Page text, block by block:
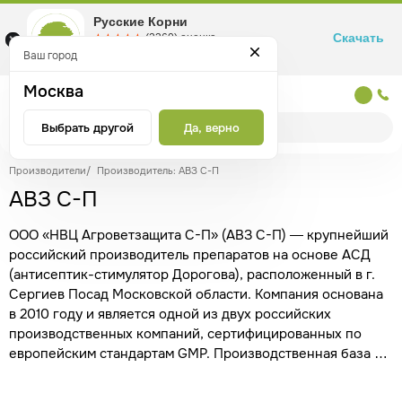
Производители/ Производитель: АВЗ С-П
АВЗ С-П
ООО «НВЦ Агроветзащита С-П» (АВЗ С-П) — крупнейший
российский производитель препаратов на основе АСД
(антисептик-стимулятор Дорогова), расположенный в г.
Сергиев Посад Московской области. Компания основана
в 2010 году и является одной из двух российских
производственных компаний, сертифицированных по
европейским стандартам GMP. Производственная база и
Ваш город
Москва
Выбрать другой Да, верно
Русские Корни
☆☆☆☆☆
★★★★★ (2360) оценка
Маркетплейс товаров для здоровья
Скачать